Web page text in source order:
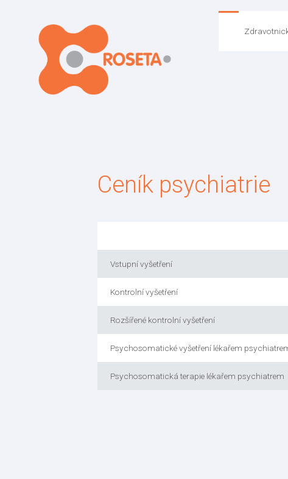
Ceník psychiatrie
Vstupní vyšetření
Kontrolní vyšetření
Rozšířené kontrolní vyšetření
Psychosomatické vyšetření lékařem
Psychosomatická terapie lékařem psychiatrem